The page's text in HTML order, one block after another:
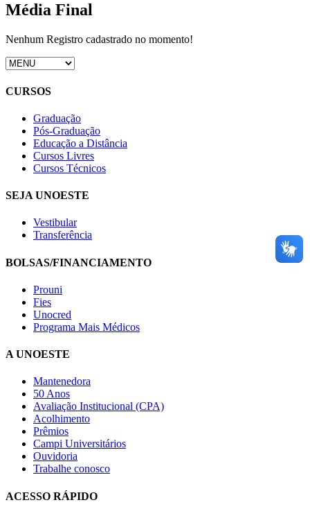
Média Final
Nenhum Registro cadastrado no momento!
CURSOS
Graduação
Pós-Graduação
Educação a Distância
Cursos Livres
Cursos Técnicos
SEJA UNOESTE
Vestibular
Transferência
BOLSAS/FINANCIAMENTO
Prouni
Fies
Unocred
Programa Mais Médicos
A UNOESTE
Mantenedora
50 Anos
Avaliação Institucional (CPA)
Acolhimento
Prêmios
Campi Universitários
Ouvidoria
Trabalhe conosco
ACESSO RÁPIDO